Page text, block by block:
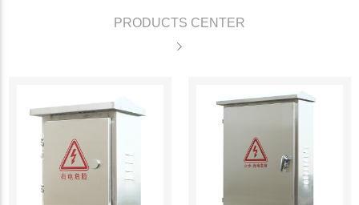
PRODUCTS CENTER